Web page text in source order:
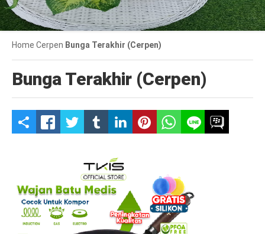
Home Cerpen Bunga Terakhir (Cerpen)
Bunga Terakhir (Cerpen)
S